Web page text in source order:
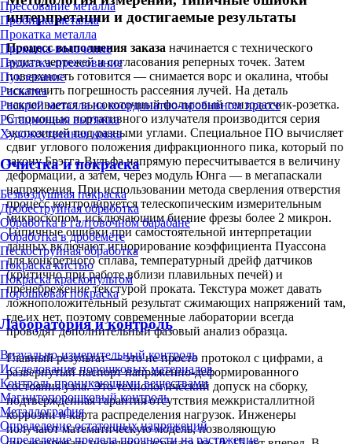
Прессование металла
Пробивка металла
Прокатка металла
Прокатка-волочение
Прокатка-прессование
Пуклевание
Раскатка
Раскрой металла на координатно-пробивном прессе
Ротационная вытяжка
Художественная ковка
Очистка и покраска
Безвоздушная покраска
Дробеструйная обработка
Обработка в галтовочном барабане
Обработка в дробемёте
Пескоструйная обработка
Покраска кистью
Покраска краскопультом
Порошковая покраска
Лаборатория и контроль
Визуально-измерительный контроль
Исследование порошковых материалов
Контроль проникающими веществами
Магнитопорошковый контроль
Металлография
Определение остаточных напряжений
Определение предела прочности на растяжение
интерпретации и достигаемые результаты
Процесс выполнения заказа начинается с технического
аудита чертежей и согласования реперных точек. Затем
поверхность готовится — снимается ворс и окалина, чтобы
исключить погрешность рассеяния лучей. На деталь
наклеивается высокоточный фольговый тензодатчик-розетка.
С помощью портативного излучателя производится серия
экспозиций под разными углами. Специальное ПО вычисляет
сдвиг углового положения дифракционного пика, который по
закону Брэгга-Вульфа напрямую пересчитывается в величину
деформации, а затем, через модуль Юнга — в мегапаскали
напряжения. При использовании метода сверления отверстия
процесс контролируется телескопическим измерительным
микроскопом, исключающим биение фрезы более 2 микрон.
Типичные ошибки при самостоятельной интерпретации
данных включают игнорирование коэффициента Пуассона
для конкретного сплава, температурный дрейф датчиков
(критично при работе вблизи плавильных печей) и
пренебрежение текстурой проката. Текстура может давать
ложноположительный результат сжимающих напряжений там,
где их нет, поэтому современные лаборатории всегда
проводят дополнительный фазовый анализ образца.
Главный результат — это не просто протокол с цифрами, а
развернутый паспорт напряженно-деформированного
состояния узла. Это технологический допуск на сборку,
подтвержденная гарантия отсутствия межкристаллитной
коррозии и карта распределения нагрузок. Инженеры
получают математическую модель, позволяющую